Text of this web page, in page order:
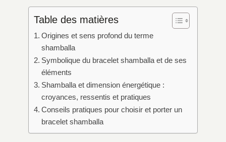
Table des matières
Origines et sens profond du terme
shamballa
Symbolique du bracelet shamballa et de ses
éléments
Shamballa et dimension énergétique :
croyances, ressentis et pratiques
Conseils pratiques pour choisir et porter un
bracelet shamballa